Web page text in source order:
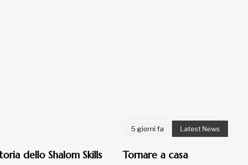
dello Shalom Skills
5 giorni fa Latest News
Tornare a casa